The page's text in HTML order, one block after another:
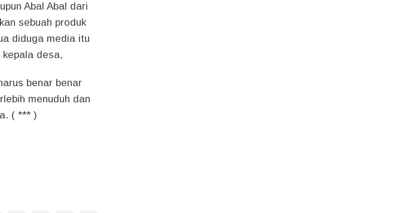
Abal Abal dari
sebuah produk
diduga media itu
desa,
benar benar
menuduh dan
( *** )